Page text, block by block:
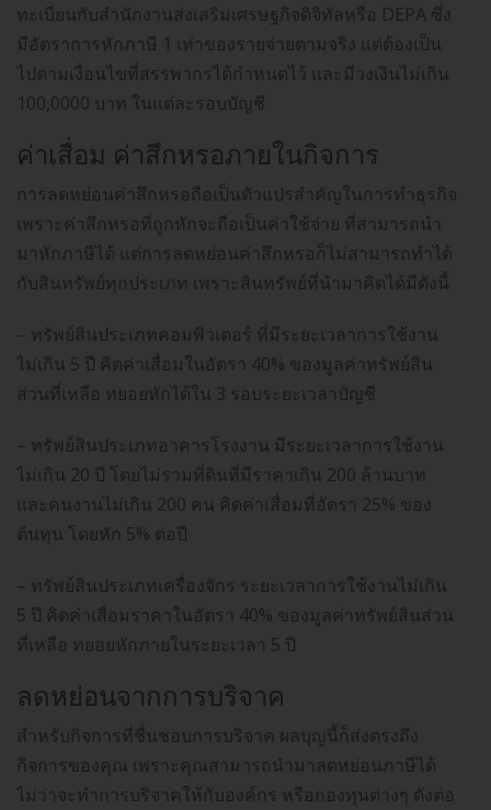
ทะเบียนกับสำนักงานส่งเสริมเศรษฐกิจดิจิทัลหรือ DEPA ซึ่ง
มีอัตราการหักภาษี 1 เท่าของรายจ่ายตามจริง แต่ต้องเป็น
ไปตามเงื่อนไขที่สรรพากรได้กำหนดไว้ และมีวงเงินไม่เกิน
100,0000 บาท ในแต่ละรอบบัญชี
ค่าเสื่อม ค่าสึกหรอภายในกิจการ
การลดหย่อนค่าสึกหรอถือเป็นตัวแปรสำคัญในการทำธุรกิจ
เพราะค่าสึกหรอที่ถูกหักจะถือเป็นค่าใช้จ่าย ที่สามารถนำ
มาหักภาษีได้ แต่การลดหย่อนค่าสึกหรอก็ไม่สามารถทำได้
กับสินทรัพย์ทุกประเภท เพราะสินทรัพย์ที่นำมาคิดได้มีดังนี้
– ทรัพย์สินประเภทคอมพิวเตอร์ ที่มีระยะเวลาการใช้งาน
ไม่เกิน 5 ปี คิดค่าเสื่อมในอัตรา 40% ของมูลค่าทรัพย์สิน
ส่วนที่เหลือ ทยอยหักได้ใน 3 รอบระยะเวลาบัญชี
– ทรัพย์สินประเภทอาคารโรงงาน มีระยะเวลาการใช้งาน
ไม่เกิน 20 ปี โดยไม่รวมที่ดินที่มีราคาเกิน 200 ล้านบาท
และคนงานไม่เกิน 200 คน คิดค่าเสื่อมที่อัตรา 25% ของ
ต้นทุน โดยหัก 5% ต่อปี
– ทรัพย์สินประเภทเครื่องจักร ระยะเวลาการใช้งานไม่เกิน
5 ปี คิดค่าเสื่อมราคาในอัตรา 40% ของมูลค่าทรัพย์สินส่วน
ที่เหลือ ทยอยหักภายในระยะเวลา 5 ปี
ลดหย่อนจากการบริจาค
สำหรับกิจการที่ชื่นชอบการบริจาค ผลบุญนี้ก็ส่งตรงถึง
กิจการของคุณ เพราะคุณสามารถนำมาลดหย่อนภาษีได้
ไม่ว่าจะทำการบริจาคให้กับองค์กร หรือกองทุนต่างๆ ดังต่อ